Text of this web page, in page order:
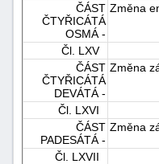
ČÁST
ČTYŘICÁTÁ
OSMÁ -
Změna
Čl. LXV
ČÁST
ČTYŘICÁTÁ
DEVÁTÁ -
Změna
Čl. LXVI
ČÁST
PADESÁTÁ -
Změna
Čl. LXVII